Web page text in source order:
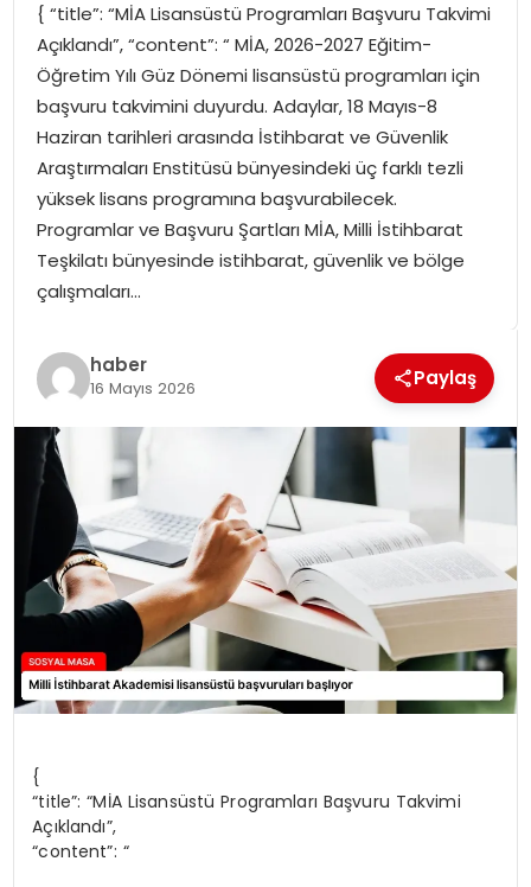
EĞITIM
SPOR
MAGAZIN
{ “title”: “MİA Lisansüstü Programları Başvuru Takvimi
Açıklandı”, “content”: “ MİA, 2026-2027 Eğitim-
Öğretim Yılı Güz Dönemi lisansüstü programları için
başvuru takvimini duyurdu. Adaylar, 18 Mayıs-8
Haziran tarihleri arasında İstihbarat ve Güvenlik
Araştırmaları Enstitüsü bünyesindeki üç farklı tezli
yüksek lisans programına başvurabilecek.
Programlar ve Başvuru Şartları MİA, Milli İstihbarat
Teşkilatı bünyesinde istihbarat, güvenlik ve bölge
çalışmaları…
haber
16 Mayıs 2026 Paylaş
{
“title”: “MİA Lisansüstü Programları Başvuru Takvimi
Açıklandı”,
“content”: “